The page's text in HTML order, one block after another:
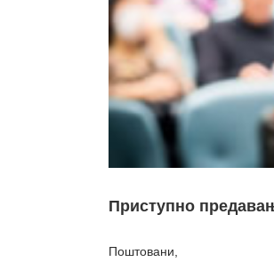
Приступно
Поштовани,